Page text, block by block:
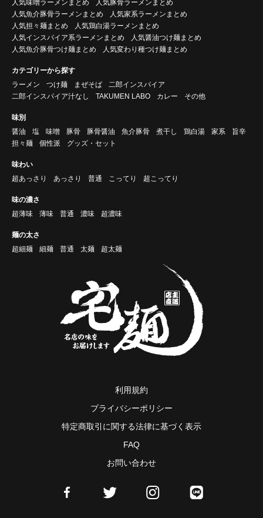
人気味噌ラーメンまとめ
人気豚骨ラーメンまとめ
人気魚介豚骨ラーメンまとめ
人気家系ラーメンまとめ
人気担々麺まとめ
人気鶏白湯ラーメンまとめ
人気インスパイア系ラーメンまとめ
人気醤油つけ麺まとめ
人気魚介豚骨つけ麺まとめ
人気変わり種つけ麺まとめ
カテゴリーから探す
ラーメン
つけ麺 まぜそば
二郎インスパイア
二郎インスパイア汁なし
TAKUMEN LABO カレー その他
味別
醤油
塩 味噌 豚骨 豚骨醤油 魚介豚骨 煮干し 鶏白湯 家系
旨辛
担々麺
個性派 グッズ・セット
味わい
超あっさり
あっさり 普通 こってり 超こってり
味の濃さ
超薄味
薄味 普通 濃味 超濃味
麺の太さ
超細麺
細麺 普通 太麺 超太麺
利用規約
プライバシーポリシー
特定商取引に関する法律に基づく表示
FAQ
お問い合わせ